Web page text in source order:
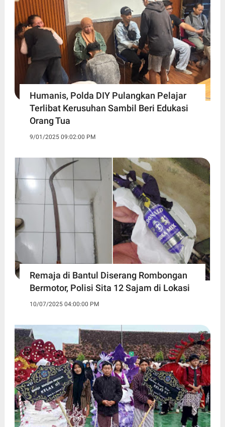
Humanis, Polda DIY Pulangkan Pelajar
Terlibat Kerusuhan Sambil Beri Edukasi
Orang Tua
9/01/2025 09:02:00 PM
Remaja di Bantul Diserang Rombongan
Bermotor, Polisi Sita 12 Sajam di Lokasi
10/07/2025 04:00:00 PM